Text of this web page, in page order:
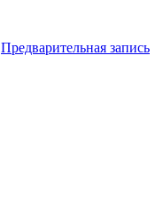
Предварительная запись